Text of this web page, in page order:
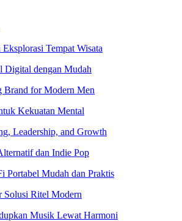
Tempat Wisata
Digital dengan Mudah
for Modern Men
Kekuatan Mental
Leadership, and Growth
dan Indie Pop
Portabel Mudah dan Praktis
Solusi Ritel Modern
Musik Lewat Harmoni